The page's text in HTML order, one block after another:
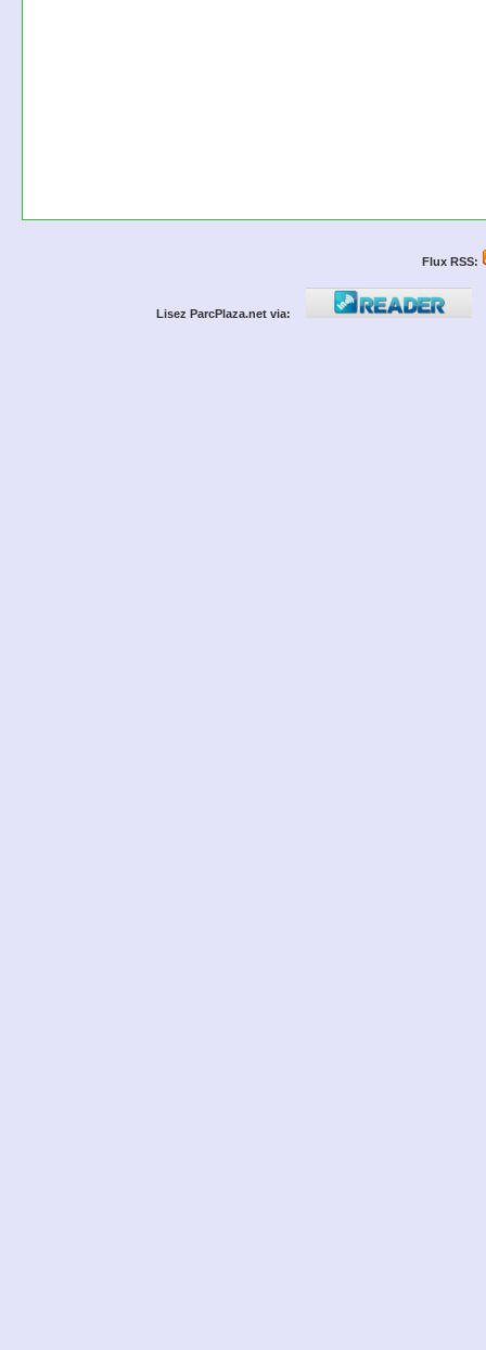
Flux RSS:
Lisez ParcPlaza.net via: